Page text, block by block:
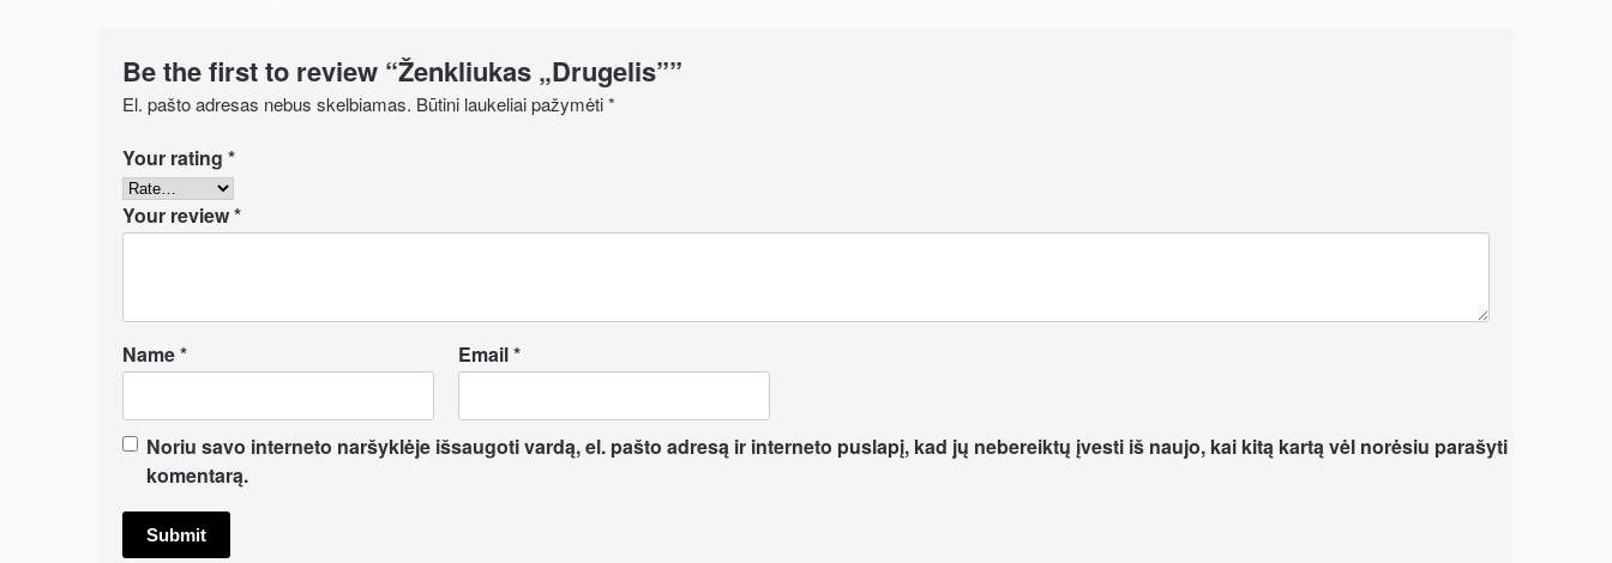
Be the first to review “Ženkliukas „Drugelis””
El. pašto adresas nebus skelbiamas. Būtini laukeliai pažymėti*
Your rating *
Your review*
Name* Email*
Noriu savo interneto naršyklėje išsaugoti vardą, el. pašto adresą ir interneto puslapį, kad jų nebereiktų įvesti iš naujo, kai kitą kartą vėl norėsiu parašyti
komentarą.